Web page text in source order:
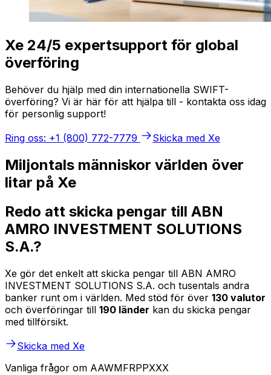
Xe 24/5 expertsupport för global
överföring
Behöver du hjälp med din internationella SWIFT-
överföring? Vi är här för att hjälpa till - kontakta oss idag
för personlig support!
Ring oss: +1 (800) 772-7779
Skicka med Xe
Miljontals människor världen över
litar på Xe
Redo att skicka pengar till ABN
AMRO INVESTMENT SOLUTIONS
S.A.?
Xe gör det enkelt att skicka pengar till ABN AMRO
INVESTMENT SOLUTIONS S.A. och tusentals andra
banker runt om i världen. Med stöd för över 130 valutor
och överföringar till 190 länder kan du skicka pengar
med tillförsikt.
Skicka med Xe
Vanliga frågor om AAWMFRPPXXX